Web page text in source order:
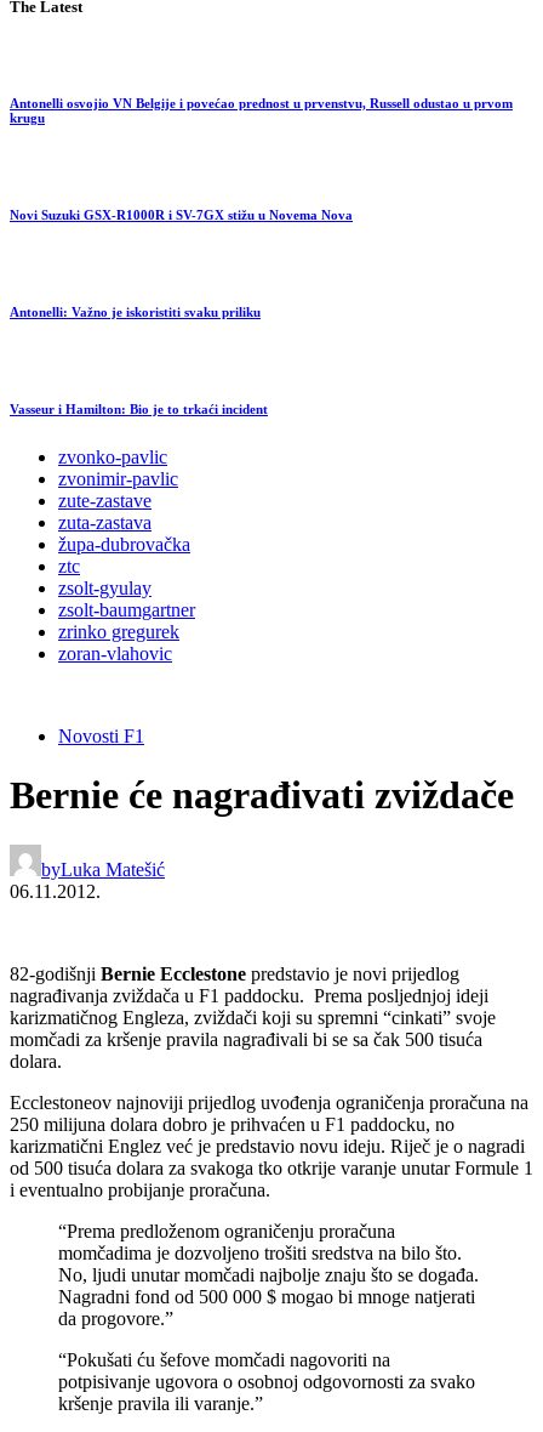
The Latest
Antonelli osvojio VN Belgije i povećao prednost u prvenstvu, Russell odustao u prvom
krugu
Novi Suzuki GSX-R1000R i SV-7GX stižu u Novema Nova
Antonelli: Važno je iskoristiti svaku priliku
Vasseur i Hamilton: Bio je to trkaći incident
zvonko-pavlic
zvonimir-pavlic
zute-zastave
zuta-zastava
župa-dubrovačka
ztc
zsolt-gyulay
zsolt-baumgartner
zrinko gregurek
zoran-vlahovic
Novosti F1
Bernie će nagrađivati zviždače
byLuka Matešić
06.11.2012.
82-godišnji Bernie Ecclestone predstavio je novi prijedlog
nagrađivanja zviždača u F1 paddocku. Prema posljednjoj ideji
karizmatičnog Engleza, zviždači koji su spremni “cinkati” svoje
momčadi za kršenje pravila nagrađivali bi se sa čak 500 tisuća
dolara.
Ecclestoneov najnoviji prijedlog uvođenja ograničenja proračuna na
250 milijuna dolara dobro je prihvaćen u F1 paddocku, no
karizmatični Englez već je predstavio novu ideju. Riječ je o nagradi
od 500 tisuća dolara za svakoga tko otkrije varanje unutar Formule 1
i eventualno probijanje proračuna.
“Prema predloženom ograničenju proračuna
momčadima je dozvoljeno trošiti sredstva na bilo što.
No, ljudi unutar momčadi najbolje znaju što se događa.
Nagradni fond od 500 000 $ mogao bi mnoge natjerati
da progovore.”
“Pokušati ću šefove momčadi nagovoriti na
potpisivanje ugovora o osobnoj odgovornosti za svako
kršenje pravila ili varanje.”